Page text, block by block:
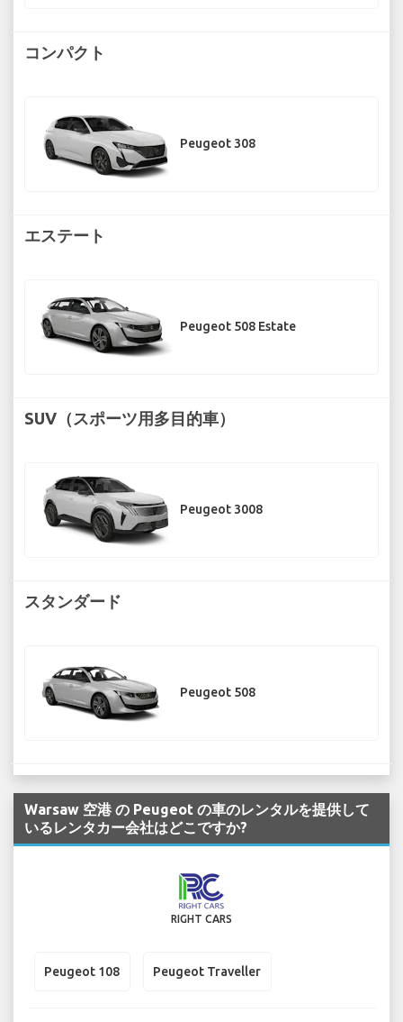
コンパクト
Peugeot 308
エステート
Peugeot 508 Estate
SUV（スポーツ用多目的車）
Peugeot 3008
スタンダード
Peugeot 508
Warsaw 空港 の Peugeot の車のレンタルを提供して
いるレンタカー会社はどこですか?
RIGHT CARS
Peugeot 108 Peugeot Traveller